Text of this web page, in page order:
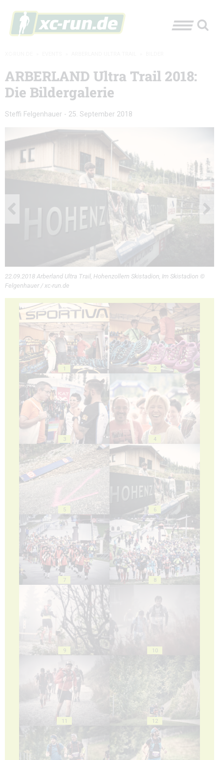
ARBERLAND Ultra Trail 2018:
Die Bildergalerie
Steffi Felgenhauer - 25. September 2018
22.09.2018 Arberland Ultra Trail, Hohenzollern Skistadion, Im Skistadion ©
Felgenhauer / xc-run.de
1 2
3 4
5 6
7 8
9 10
11 12